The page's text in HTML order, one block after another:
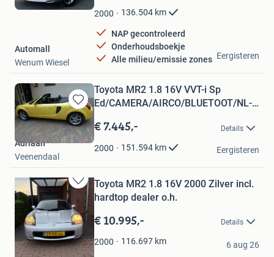
Favorieten
2000 136.504 km
NAP gecontroleerd
Onderhoudsboekje
Alle milieu/emissie zones
Automall
Wenum Wiesel
Eergisteren
Bewaren
in
Mijn
Favorieten
Toyota MR2 1.8 16V VVT-i Sp
Ed/CAMERA/AIRCO/BLUETOOT/NL-
€ 7.445,- Details
2000 151.594 km
Adriaan
Veenendaal
Eergisteren
Bewaren
in
Mijn
Favorieten
Toyota MR2 1.8 16V 2000 Zilver incl.
hardtop dealer o.h.
€ 10.995,- Details
2000 116.697 km
Laurens
Arnhem
6 aug 26